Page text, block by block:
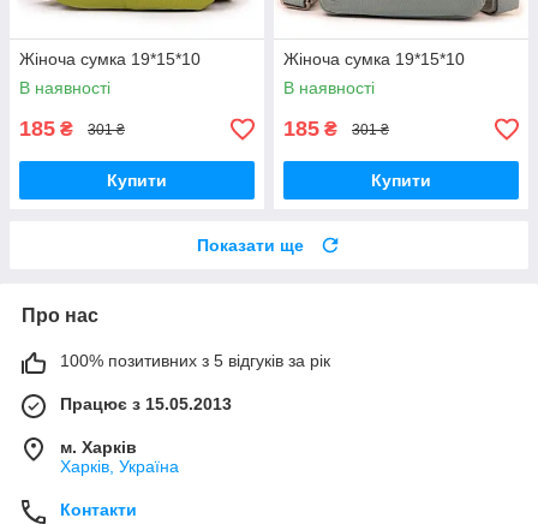
Жіноча сумка 19*15*10
В наявності
185 ₴ 301 ₴
Купити
Жіноча сумка 19*15*10
В наявності
185 ₴ 301 ₴
Купити
Показати ще
Про нас
100% позитивних з 5 відгуків за рік
Працює з 15.05.2013
м. Харків
Харків, Україна
Контакти